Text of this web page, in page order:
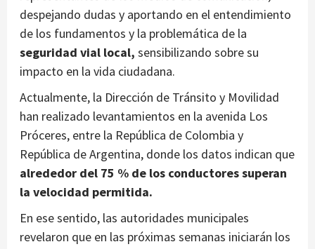
despejando dudas y aportando en el entendimiento
de los fundamentos y la problemática de la
seguridad vial local, sensibilizando sobre su
impacto en la vida ciudadana.
Actualmente, la Dirección de Tránsito y Movilidad
han realizado levantamientos en la avenida Los
Próceres, entre la República de Colombia y
República de Argentina, donde los datos indican que
alrededor del 75 % de los conductores superan
la velocidad permitida.
En ese sentido, las autoridades municipales
revelaron que en las próximas semanas iniciarán los